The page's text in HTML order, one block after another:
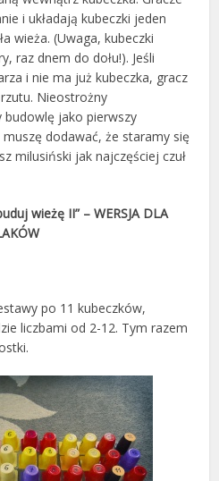
i układają kubeczki jeden
wieża. (Uwaga, kubeczki
raz dnem do dołu!). Jeśli
i nie ma już kubeczka, gracz
Nieostrożny
budowlę jako pierwszy
dodawać, że staramy się
milusiński jak najczęściej czuł
wieżę II” – WERSJA DLA
po 11 kubeczków,
liczbami od 2-12. Tym razem